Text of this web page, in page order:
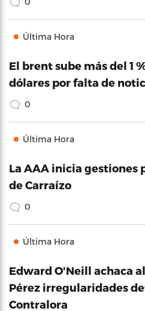
Última Hora
El brent sube más del 1
dólares por falta de
0
Última Hora
La AAA inicia gestiones
de Carraízo
0
Última Hora
Edward O'Neill achaca
Pérez irregularidades
Contralora